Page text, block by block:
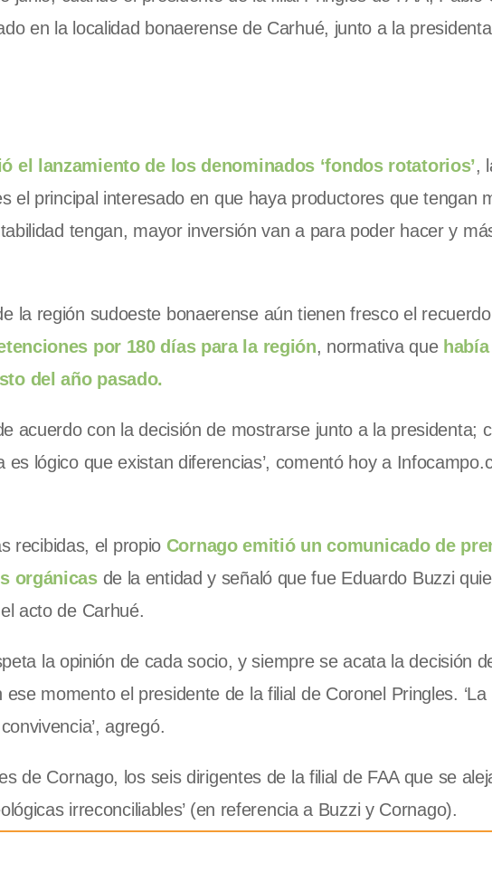
en la localidad bonaerense de Carhué, junto a la
el lanzamiento de los denominados ‘fondos rotatorios’,
el principal interesado en que haya productores que tengan
tengan, mayor inversión van a para poder hacer y
la región sudoeste bonaerense aún tienen fresco el
por 180 días para la región, normativa que
del año pasado.
acuerdo con la decisión de mostrarse junto a la presidenta;
lógico que existan diferencias’, comentó hoy a
recibidas, el propio Cornago emitió un comunicado de
orgánicasde la entidad y señaló que fue Eduardo Buzzi
acto de Carhué.
la opinión de cada socio, y siempre se acata la decisión
momento el presidente de la filial de Coronel Pringles. ‘La
agregó.
de Cornago, los seis dirigentes de la filial de FAA que se
irreconciliables’ (en referencia a Buzzi y Cornago).